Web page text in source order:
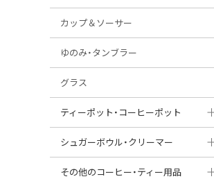
カップ＆ソーサー
ゆのみ・タンブラー
グラス
ティーポット・コーヒーポット
ティーポット
コーヒーポット
シュガーボウル・クリーマー
シュガーボウル
その他のコーヒー・ティー用品